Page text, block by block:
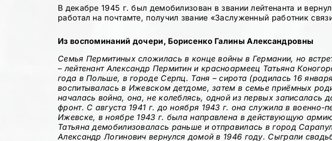
В декабре 1945 г. был демобилизован в звании лейтенанта и
работал на почтамте, получил звание «Заслуженный работник
Из воспоминаний дочери, Борисенко Галины Александровны
Семья Пермитиных сложилась в конце войны в Германии, но
–лейтенант Александр Пермитин и красноармеец Татьяна
года в Польше, в городе Серпц. Таня – сирота (родилась 16
воспитывалась в Ижевском детдоме, затем в семье приёмных
началась война, она, не колеблясь, одной из первых записалась
фронт. С августа 1941 г. до ноября 1943 г. она служила в военно-
Ижевске, в ноябре 1943 г. была направлена в действующую
Татьяна демобилизовалась раньше и отправилась в город
Александр Логинович вернулся домой в 1946 году. Сыграли